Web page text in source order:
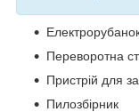
Переворотна
Пристрій для
Пилозбірник